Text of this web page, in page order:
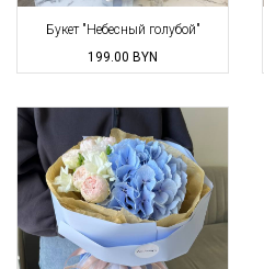
Букет "Небесный голубой"
199.00 BYN